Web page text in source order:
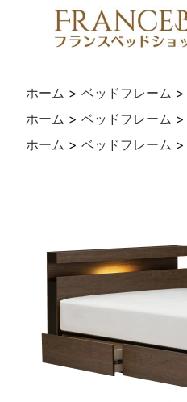
ホーム > ベッドフレーム >
ホーム > ベッドフレーム >
ホーム > ベッドフレーム >